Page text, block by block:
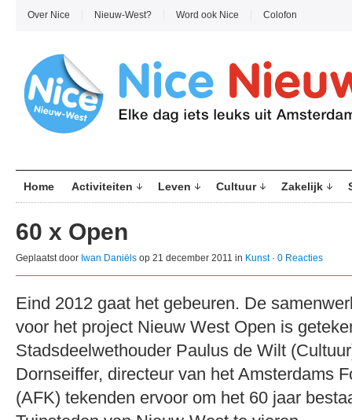
Over Nice Nieuw-West? Word ook Nice Colofon
Home Activiteiten Leven Cultuur Zakelijk
60 x Open
Geplaatst door Iwan Daniëls op 21 december 2011 in Kunst· 0 Reacties
Eind 2012 gaat het gebeuren. De
voor het project Nieuw West Open is
Stadsdeelwethouder Paulus de Wilt
Dornseiffer, directeur van het Amsterdams
(AFK) tekenden ervoor om het 60 jaar